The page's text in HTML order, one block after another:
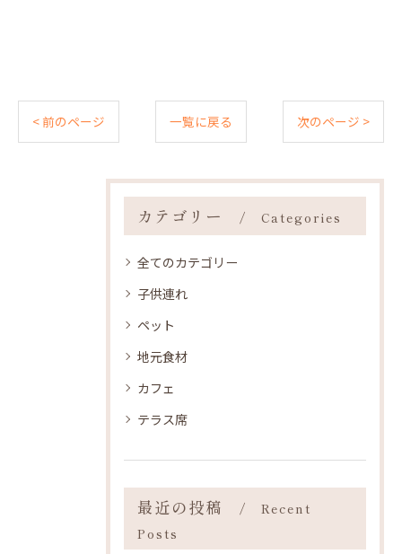
< 前のページ 一覧に戻る 次のページ >
カテゴリー Categories
全てのカテゴリー
子供連れ
ペット
地元食材
カフェ
テラス席
最近の投稿
Recent
Posts